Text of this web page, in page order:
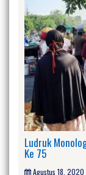
Ludruk
Ke 75
Agustus 18, 2020